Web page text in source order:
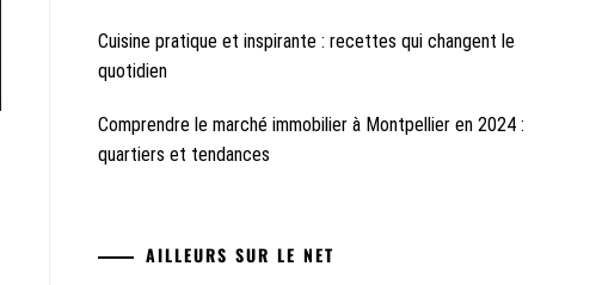
Cuisine pratique et inspirante : recettes qui changent le
quotidien
Comprendre le marché immobilier à Montpellier en 2024 :
quartiers et tendances
AILLEURS SUR LE NET